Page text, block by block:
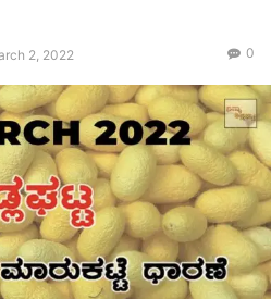
2, 2022 0